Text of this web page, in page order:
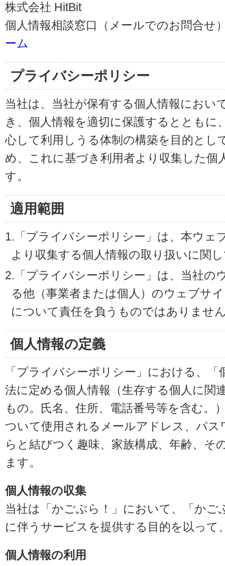
株式会社 HitBit
個人情報相談窓口（メールでのお問合せ
ーム
プライバシーポリシー
当社は、当社が保有する個人情報におい
き、個人情報を適切に保護するとともに
心して利用しうる体制の構築を目的とし
め、これに基づき利用者より収集した個
す。
適用範囲
1.「プライバシーポリシー」は、本ウェ
より収集する個人情報の取り扱いに関
2.「プライバシーポリシー」は、当社の
る他（事業者または個人）のウェブサ
について責任を負うものではありませ
個人情報の定義
「プライバシーポリシー」における、
法に定める個人情報（生存する個人に関
もの。氏名、住所、電話番号等を含む。
ついて使用されるメールアドレス、パ
らと結びつく趣味、家族構成、年齢、そ
ます。
個人情報の収集
当社は「かごぶら！」において、「か
に伴うサービスを提供する目的を以って
個人情報の利用